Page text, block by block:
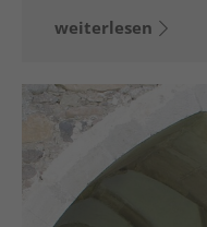
weiterlesen